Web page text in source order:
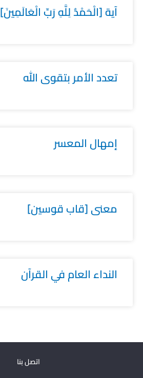
آية [الْحَمْدُ لِلَّهِ رَبِّ الْعَالَمِينَ]
تعدد الأمر بتقوى الله
إمهال المعسر
معنى [قاب قوسين]
النداء العام في القرآن
اتصل بنا